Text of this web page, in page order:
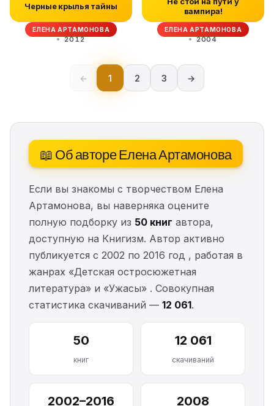
Черные крылья тайны
ЕЛЕНА АРТАМОНОВА
2012
вампира!
ЕЛЕНА АРТАМОНОВА
2004
← 1 2 3 →
📖 Об авторе Елена Артамонова
Если вы знакомы с творчеством Елена
Артамонова, вы наверняка оцените
полную подборку из 50 книг автора,
доступную на Книгизм. Автор активно
публикуется с 2002 по 2016 год , работая в
жанрах «Детская остросюжетная
литература» и «Ужасы» . Совокупная
статистика скачиваний — 12 061.
50
книг
12 061
скачиваний
2002–2016 2008